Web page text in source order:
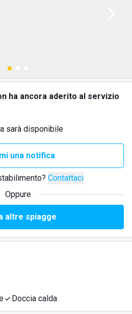
ha ancora aderito al servizio
sarà disponibile
una notifica
Contattaci
Oppure
altre spiagge
Doccia calda